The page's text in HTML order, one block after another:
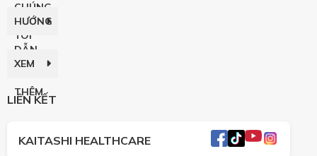
CHÚNG
TÔI
HƯỚNG
DẪN
XEM
THÊM
LIÊN KẾT
KAITASHI HEALTHCARE